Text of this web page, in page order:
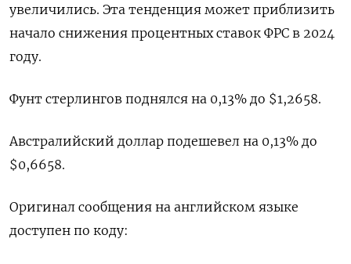
увеличились. Эта тенденция может приблизить
начало снижения процентных ставок ФРС в 2024
году.
Фунт стерлингов поднялся на 0,13% до $1,2658​.
Австралийский доллар подешевел на 0,13% до
$0,6658​.
Оригинал сообщения на английском языке
доступен по коду: